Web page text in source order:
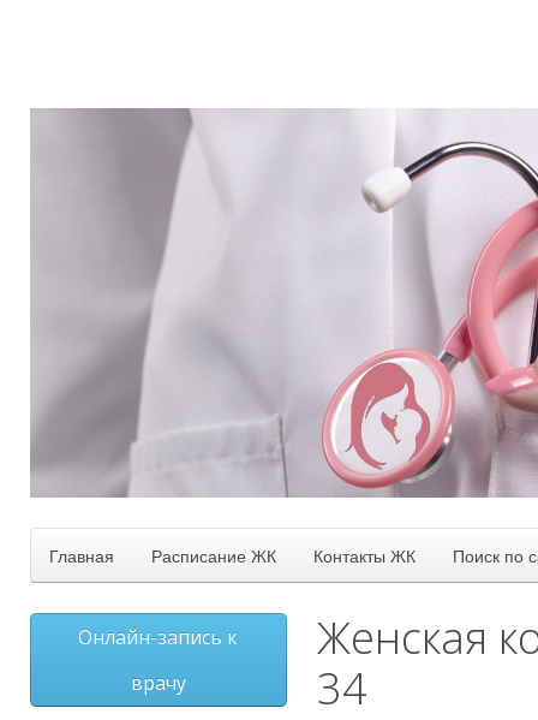
Главная Расписание ЖК Контакты ЖК Поиск по
Женская
34
Онлайн-запись к
врачу